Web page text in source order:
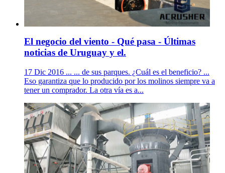
El negocio del viento - Qué pasa - Últimas
noticias de Uruguay y el.
17 Dic 2016 ... ... de sus parques. ¿Cuál es el beneficio? ...
Eso garantiza que lo producido por los molinos siempre va a
tener un comprador. La otra vía es a...